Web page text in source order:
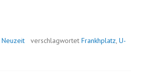
Neuzeit verschlagwortet Frankhplatz, U-